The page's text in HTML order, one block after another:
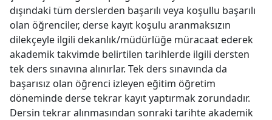
dışındaki tüm derslerden başarılı veya koşullu başarılı
olan öğrenciler, derse kayıt koşulu aranmaksızın
dilekçeyle ilgili dekanlık/müdürlüğe müracaat ederek
akademik takvimde belirtilen tarihlerde ilgili dersten
tek ders sınavına alınırlar. Tek ders sınavında da
başarısız olan öğrenci izleyen eğitim­ öğretim
döneminde derse tekrar kayıt yaptırmak zorundadır.
Dersin tekrar alınmasından sonraki tarihte akademik